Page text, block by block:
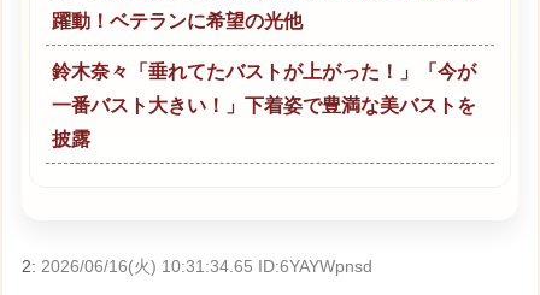
躍動！ベテランに希望の光他
鈴木奈々「垂れてたバストが上がった！」「今が
一番バスト大きい！」下着姿で豊満な美バストを
披露
2: 2026/06/16(火) 10:31:34.65 ID:6YAYWpnsd